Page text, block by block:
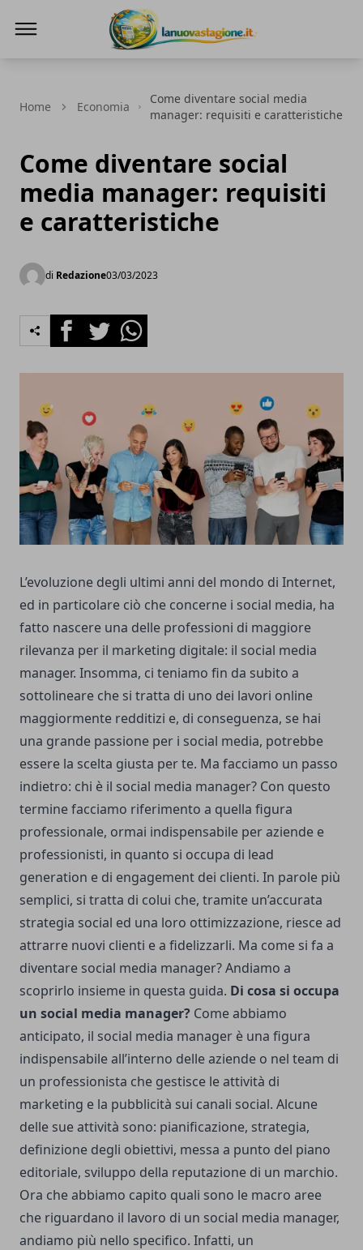
Home Economia
Come diventare social media
manager: requisiti e caratteristiche
Come diventare social
media manager: requisiti
e caratteristiche
di Redazione03/03/2023
FacebookTwitterWhatsapp
L’evoluzione degli ultimi anni del mondo di Internet,
ed in particolare ciò che concerne i social media, ha
fatto nascere una delle professioni di maggiore
rilevanza per il marketing digitale: il social media
manager. Insomma, ci teniamo fin da subito a
sottolineare che si tratta di uno dei lavori online
maggiormente redditizi e, di conseguenza, se hai
una grande passione per i social media, potrebbe
essere la scelta giusta per te. Ma facciamo un passo
indietro: chi è il social media manager? Con questo
termine facciamo riferimento a quella figura
professionale, ormai indispensabile per aziende e
professionisti, in quanto si occupa di lead
generation e di engagement dei clienti. In parole più
semplici, si tratta di colui che, tramite un’accurata
strategia social ed una loro ottimizzazione, riesce ad
attrarre nuovi clienti e a fidelizzarli. Ma come si fa a
diventare social media manager? Andiamo a
scoprirlo insieme in questa guida. Di cosa si occupa
un social media manager? Come abbiamo
anticipato, il social media manager è una figura
indispensabile all’interno delle aziende o nel team di
un professionista che gestisce le attività di
marketing e la pubblicità sui canali social. Alcune
delle sue attività sono: pianificazione, strategia,
definizione degli obiettivi, messa a punto del piano
editoriale, sviluppo della reputazione di un marchio.
Ora che abbiamo capito quali sono le macro aree
che riguardano il lavoro di un social media manager,
andiamo più nello specifico. Infatti, un